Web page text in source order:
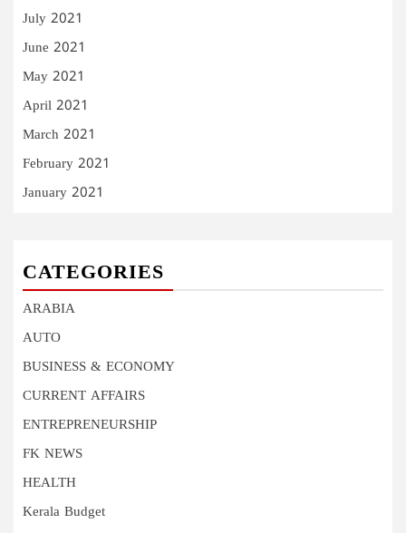
July 2021
June 2021
May 2021
April 2021
March 2021
February 2021
January 2021
CATEGORIES
ARABIA
AUTO
BUSINESS & ECONOMY
CURRENT AFFAIRS
ENTREPRENEURSHIP
FK NEWS
HEALTH
Kerala Budget